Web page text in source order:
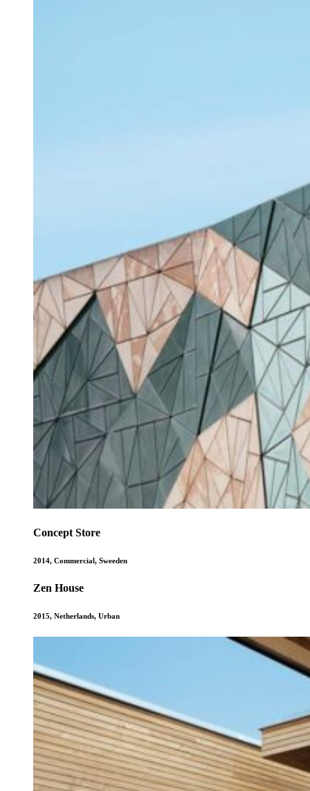
Concept Store
2014, Commercial, Sweeden
Zen House
2015, Netherlands, Urban